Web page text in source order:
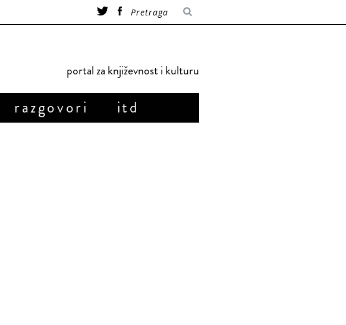
portal za književnost i kulturu
razgovori itd